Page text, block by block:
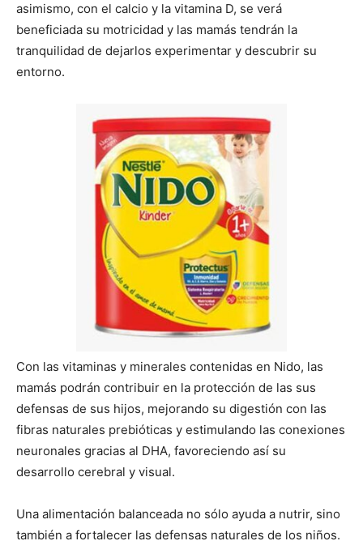
asimismo, con el calcio y la vitamina D, se verá
beneficiada su motricidad y las mamás tendrán la
tranquilidad de dejarlos experimentar y descubrir su
entorno.
Con las vitaminas y minerales contenidas en Nido, las
mamás podrán contribuir en la protección de las sus
defensas de sus hijos, mejorando su digestión con las
fibras naturales prebióticas y estimulando las conexiones
neuronales gracias al DHA, favoreciendo así su
desarrollo cerebral y visual.
Una alimentación balanceada no sólo ayuda a nutrir, sino
también a fortalecer las defensas naturales de los niños.